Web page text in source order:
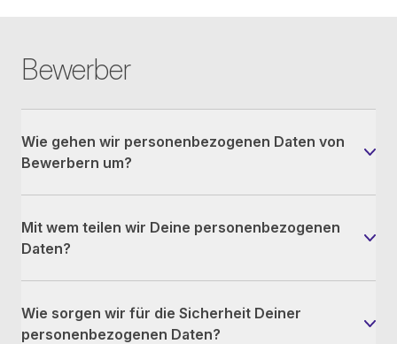
Bewerber
Wie gehen wir personenbezogenen Daten von
Bewerbern um?
Mit wem teilen wir Deine personenbezogenen
Daten?
Wie sorgen wir für die Sicherheit Deiner
personenbezogenen Daten?